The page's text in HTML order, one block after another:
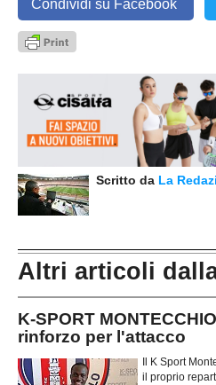
Condividi su Facebook
Scritto da La
Altri articoli
K-SPORT
rinforzo per l'attacco
Il K Sport
il proprio